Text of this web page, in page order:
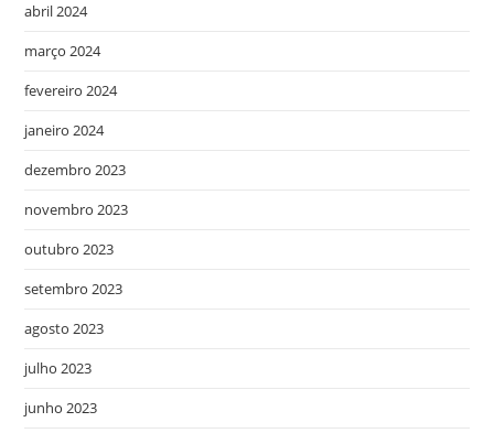
abril 2024
março 2024
fevereiro 2024
janeiro 2024
dezembro 2023
novembro 2023
outubro 2023
setembro 2023
agosto 2023
julho 2023
junho 2023